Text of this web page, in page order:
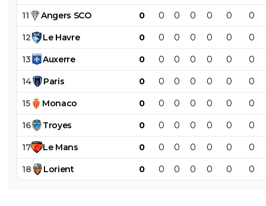
11 Angers SCO 0 0 0 0 0 0 0
12 Le Havre 0 0 0 0 0 0 0
13 Auxerre 0 0 0 0 0 0 0
14 Paris 0 0 0 0 0 0 0
15 Monaco 0 0 0 0 0 0 0
16 Troyes 0 0 0 0 0 0 0
17 Le Mans 0 0 0 0 0 0 0
18 Lorient 0 0 0 0 0 0 0